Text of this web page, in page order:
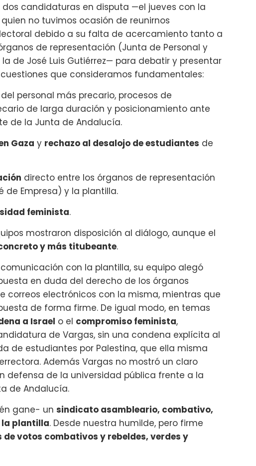
candidaturas en disputa —el jueves con la
no tuvimos ocasión de reunirnos
debido a su falta de acercamiento tanto a
de representación (Junta de Personal y
de José Luis Gutiérrez— para debatir y presentar
que consideramos fundamentales:
del personal más precario, procesos de
de larga duración y posicionamiento ante
de la Junta de Andalucía.
Gaza y rechazo al desalojo de estudiantes de
directo entre los órganos de representación
de Empresa) y la plantilla.
feminista.
mostraron disposición al diálogo, aunque el
y más titubeante.
con la plantilla, su equipo alegó
en duda del derecho de los órganos
correos electrónicos con la misma, mientras que
de forma firme. De igual modo, en temas
a Israel o el compromiso feminista,
de Vargas, sin una condena explícita al
de estudiantes por Palestina, que ella misma
Además Vargas no mostró un claro
defensa de la universidad pública frente a la
de Andalucía.
gane- un sindicato asambleario, combativo,
plantilla. Desde nuestra humilde, pero firme
votos combativos y rebeldes, verdes y